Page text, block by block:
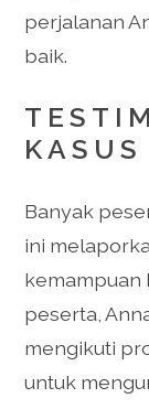
perjalanan
baik.
KASUS
Banyak
ini
kemampuan
peserta,
mengikuti
untuk